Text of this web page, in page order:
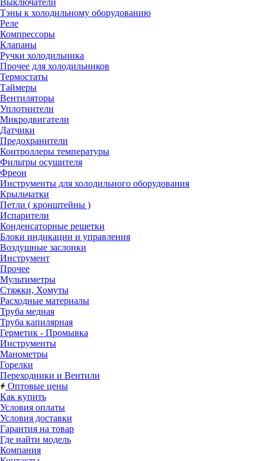
Выключатели
Тэны к холодильному оборудованию
Реле
Компрессоры
Клапаны
Ручки холодильника
Прочее для холодильников
Термостаты
Таймеры
Вентиляторы
Уплотнители
Микродвигатели
Датчики
Предохранители
Контроллеры температуры
Фильтры осушителя
Фреон
Инструменты для холодильного оборудования
Крыльчатки
Петли ( кронштейны )
Испарители
Конденсаторные решетки
Блоки индикации и управления
Воздушные заслонки
Инструмент
Прочее
Мультиметры
Стяжки, Хомуты
Расходные материалы
Труба медная
Труба капилярная
Герметик - Промывка
Инструменты
Манометры
Горелки
Переходники и Вентили
Оптовые цены
Как купить
Условия оплаты
Условия доставки
Гарантия на товар
Где найти модель
Компания